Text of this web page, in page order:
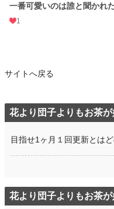
一番可愛いのは誰と聞かれ
1
サイトへ戻る
花より団子よりもお茶
目指せ1ヶ月１回更新とは
花より団子よりもお茶